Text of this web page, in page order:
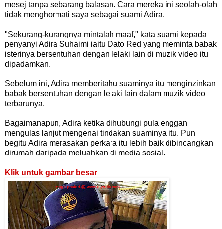
mesej tanpa sebarang balasan. Cara mereka ini seolah-olah
tidak menghormati saya sebagai suami Adira.
"Sekurang-kurangnya mintalah maaf," kata suami kepada
penyanyi Adira Suhaimi iaitu Dato Red yang meminta babak
isterinya bersentuhan dengan lelaki lain di muzik video itu
dipadamkan.
Sebelum ini, Adira memberitahu suaminya itu menginzinkan
babak bersentuhan dengan lelaki lain dalam muzik video
terbarunya.
Bagaimanapun, Adira ketika dihubungi pula enggan
mengulas lanjut mengenai tindakan suaminya itu. Pun
begitu Adira merasakan perkara itu lebih baik dibincangkan
dirumah daripada meluahkan di media sosial.
Klik untuk gambar besar